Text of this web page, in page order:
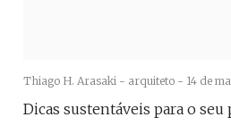
Thiago H. Arasaki - arquiteto - 14 de
Dicas sustentáveis para o seu